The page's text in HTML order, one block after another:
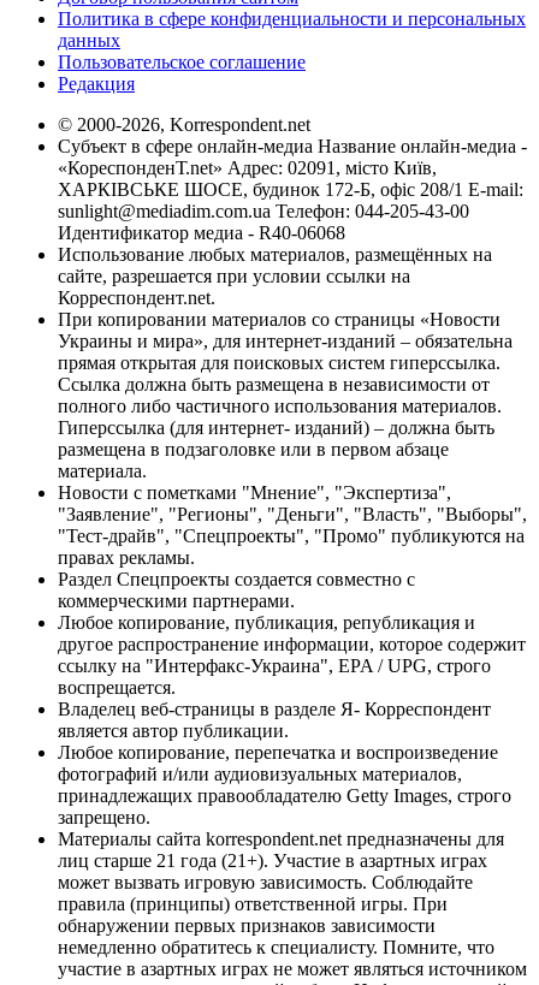
Политика в сфере конфиденциальности и персональных
данных
Пользовательское соглашение
Редакция
© 2000-2026, Korrespondent.net
Субъект в сфере онлайн-медиа Название онлайн-медиа -
«КореспонденТ.net» Адрес: 02091, місто Київ,
ХАРКІВСЬКЕ ШОСЕ, будинок 172-Б, офіс 208/1 E-mail:
sunlight@mediadim.com.ua Телефон: 044-205-43-00
Идентификатор медиа - R40-06068
Использование любых материалов, размещённых на
сайте, разрешается при условии ссылки на
Корреспондент.net.
При копировании материалов со страницы «Новости
Украины и мира», для интернет-изданий – обязательна
прямая открытая для поисковых систем гиперссылка.
Ссылка должна быть размещена в независимости от
полного либо частичного использования материалов.
Гиперссылка (для интернет- изданий) – должна быть
размещена в подзаголовке или в первом абзаце
материала.
Новости с пометками "Мнение", "Экспертиза",
"Заявление", "Регионы", "Деньги", "Власть", "Выборы",
"Тест-драйв", "Спецпроекты", "Промо" публикуются на
правах рекламы.
Раздел Спецпроекты создается совместно с
коммерческими партнерами.
Любое копирование, публикация, републикация и
другое распространение информации, которое содержит
ссылку на "Интерфакс-Украина", EPA / UPG, строго
воспрещается.
Владелец веб-страницы в разделе Я- Корреспондент
является автор публикации.
Любое копирование, перепечатка и воспроизведение
фотографий и/или аудиовизуальных материалов,
принадлежащих правообладателю Getty Images, строго
запрещено.
Материалы сайта korrespondent.net предназначены для
лиц старше 21 года (21+). Участие в азартных играх
может вызвать игровую зависимость. Соблюдайте
правила (принципы) ответственной игры. При
обнаружении первых признаков зависимости
немедленно обратитесь к специалисту. Помните, что
участие в азартных играх не может являться источником